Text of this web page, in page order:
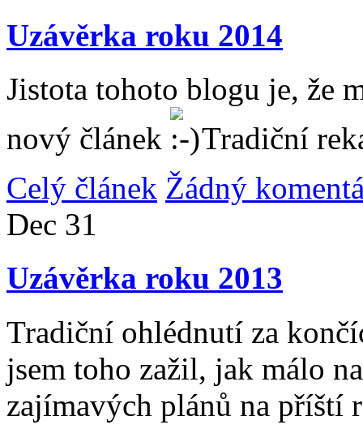
Uzávěrka roku 2014
Jistota tohoto blogu je, že
nový článek
Tradiční
Celý článek Žádný
Dec 31
Uzávěrka roku 2013
Tradiční ohlédnutí za
jsem toho zažil, jak málo
zajímavých plánů na příští